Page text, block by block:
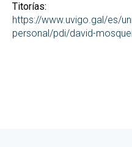
Titorías:
https://www.uvigo.gal/es/
personal/pdi/david-